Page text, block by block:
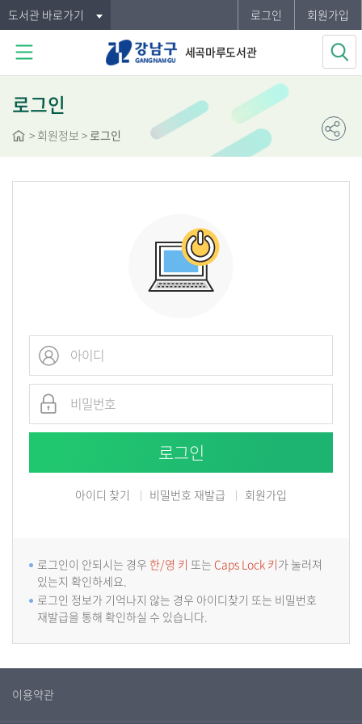
도서관 바로가기 로그인 회원가입
세곡마루도서관
로그인
> 회원정보 >로그인
아이디 찾기 비밀번호 재발급 회원가입
로그인이 안되시는 경우 한/영 키 또는 Caps Lock 키가 눌러져
있는지 확인하세요.
로그인 정보가 기억나지 않는 경우 아이디찾기 또는 비밀번호
재발급을 통해 확인하실 수 있습니다.
이용약관